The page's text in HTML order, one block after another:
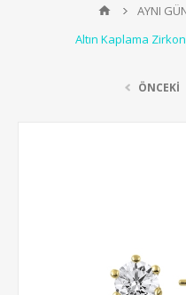
AYNI
Altın Kaplama
ÖNCEKİ